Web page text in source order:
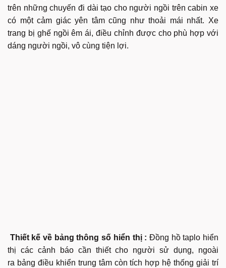
trên những chuyến đi dài tạo cho người ngồi trên cabin xe
có một cảm giác yên tâm cũng như thoải mái nhất. Xe
trang bị ghế ngồi êm ái, điều chỉnh được cho phù hợp với
dáng người ngồi, vô cùng tiện lợi.
Thiết kế về bảng thông số hiển thị : Đồng hồ taplo hiển
thị các cảnh báo cần thiết cho người sử dụng, ngoài
ra bảng điều khiển trung tâm còn tích hợp hệ thống giải trí